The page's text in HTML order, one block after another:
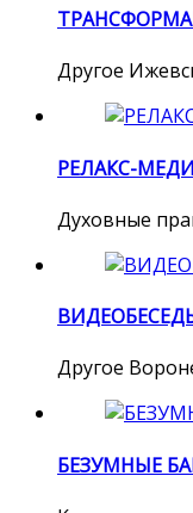
Другое
РЕЛАКС-
Духовные
Другое
БЕЗУМНЫЕ